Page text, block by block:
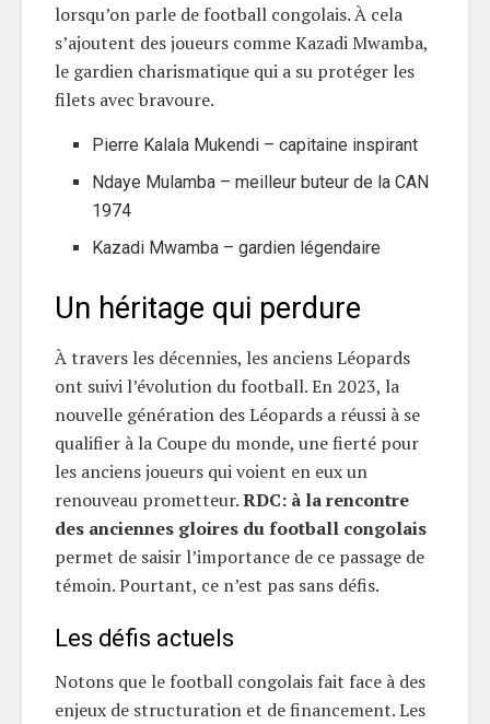
lorsqu’on parle de football congolais. À cela
s’ajoutent des joueurs comme Kazadi Mwamba,
le gardien charismatique qui a su protéger les
filets avec bravoure.
Pierre Kalala Mukendi – capitaine inspirant
Ndaye Mulamba – meilleur buteur de la CAN
1974
Kazadi Mwamba – gardien légendaire
Un héritage qui perdure
À travers les décennies, les anciens Léopards
ont suivi l’évolution du football. En 2023, la
nouvelle génération des Léopards a réussi à se
qualifier à la Coupe du monde, une fierté pour
les anciens joueurs qui voient en eux un
renouveau prometteur.RDC: à la rencontre
des anciennes gloires du football congolais
permet de saisir l’importance de ce passage de
témoin. Pourtant, ce n’est pas sans défis.
Les défis actuels
Notons que le football congolais fait face à des
enjeux de structuration et de financement. Les